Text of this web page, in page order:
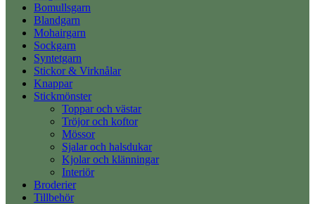
Bomullsgarn
Blandgarn
Mohairgarn
Sockgarn
Syntetgarn
Stickor & Virknålar
Knappar
Stickmönster
Toppar och västar
Tröjor och koftor
Mössor
Sjalar och halsdukar
Kjolar och klänningar
Interiör
Broderier
Tillbehör